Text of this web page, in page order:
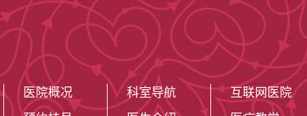
医院概况
科室导航
互联网医院